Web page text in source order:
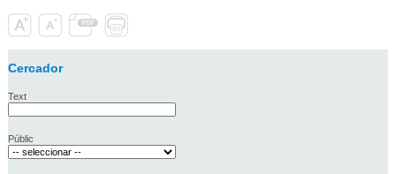
Cercador
Text
Públic